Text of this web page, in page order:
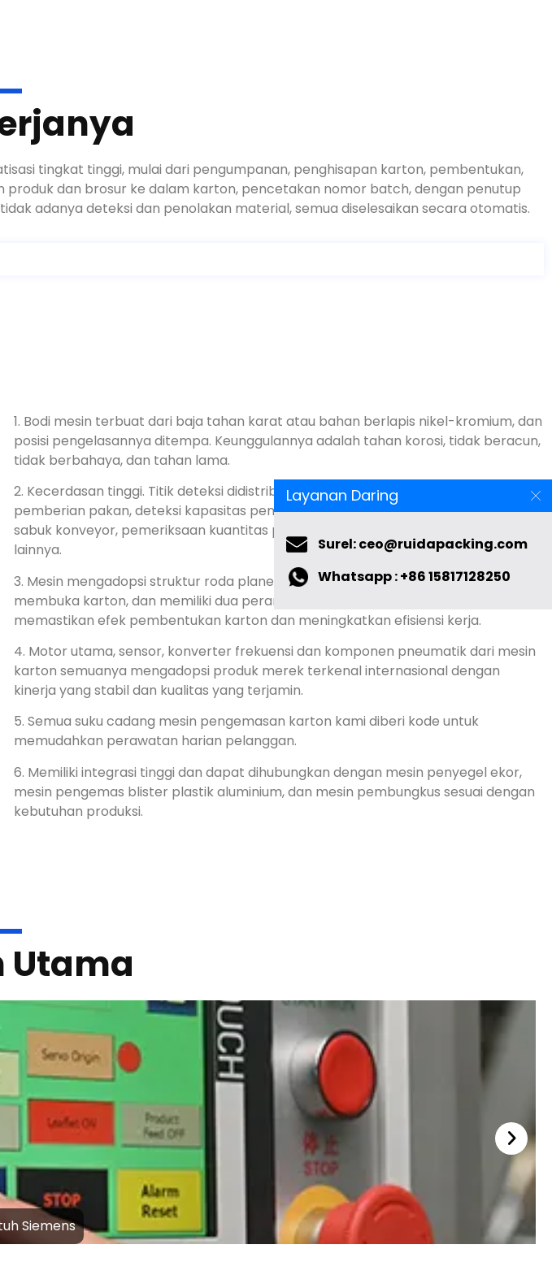
tingkat tinggi, mulai dari pengumpanan, penghisapan karton, pembentukan,
dan brosur ke dalam karton, pencetakan nomor batch, dengan penutup
adanya deteksi dan penolakan material, semua diselesaikan secara otomatis.
1. ,., tidak beracun,, dan tahan lama.
2. Kecerdasan tinggi.
, ,
, dan lainnya.
3. ,.
4., sensor,.
5..
6. ,,.
Utama
Karton di Tempat
Layanan Daring
Surel: ceo@ruidapacking.com
Whatsapp : +86 15817128250